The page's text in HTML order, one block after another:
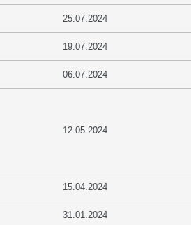
25.07.2024
19.07.2024
06.07.2024
12.05.2024
15.04.2024
31.01.2024